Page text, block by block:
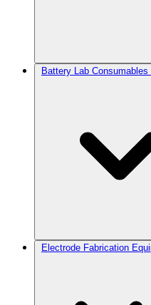
Battery Lab
Electrode Fabrication